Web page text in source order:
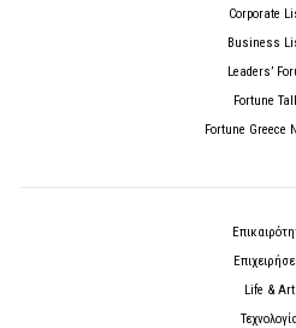
Corporate
Business
Leaders’
Fortune
Fortune Greece
Life & Art